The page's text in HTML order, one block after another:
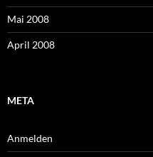
Mai 2008
April 2008
META
Anmelden